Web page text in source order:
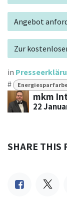
Angebot
Zur
in
#
mkm
22
SHARE THIS